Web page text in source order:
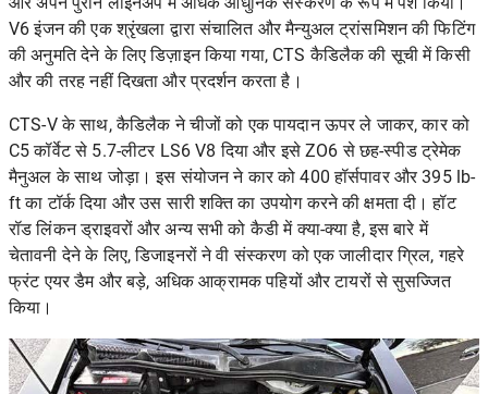
V6 इंजन की एक श्रृंखला द्वारा संचालित और मैन्युअल ट्रांसमिशन की फिटिंग
की अनुमति देने के लिए डिज़ाइन किया गया, CTS कैडिलैक की सूची में किसी
और की तरह नहीं दिखता और प्रदर्शन करता है।
CTS-V के साथ, कैडिलैक ने चीजों को एक पायदान ऊपर ले जाकर, कार को
C5 कॉर्वेट से 5.7-लीटर LS6 V8 दिया और इसे ZO6 से छह-स्पीड ट्रेमेक
मैनुअल के साथ जोड़ा। इस संयोजन ने कार को 400 हॉर्सपावर और 395 lb-
ft का टॉर्क दिया और उस सारी शक्ति का उपयोग करने की क्षमता दी। हॉट
रॉड लिंकन ड्राइवरों और अन्य सभी को कैडी में क्या-क्या है, इस बारे में
चेतावनी देने के लिए, डिजाइनरों ने वी संस्करण को एक जालीदार ग्रिल, गहरे
फ्रंट एयर डैम और बड़े, अधिक आक्रामक पहियों और टायरों से सुसज्जित
किया।